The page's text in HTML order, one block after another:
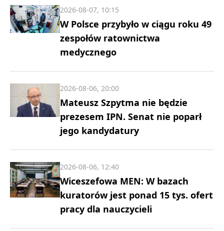
W Polsce przybyło w ciągu roku 49
zespołów ratownictwa
medycznego
2026-08-07, 10:15
Mateusz Szpytma nie będzie
prezesem IPN. Senat nie poparł
jego kandydatury
2026-08-06, 20:00
Wiceszefowa MEN: W bazach
kuratorów jest ponad 15 tys. ofert
pracy dla nauczycieli
2026-08-06, 12:40